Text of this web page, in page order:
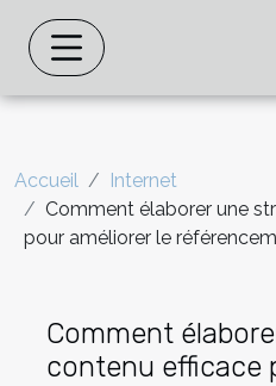
Accueil
Internet
Comment élaborer une
pour améliorer le
Comment
contenu efficace